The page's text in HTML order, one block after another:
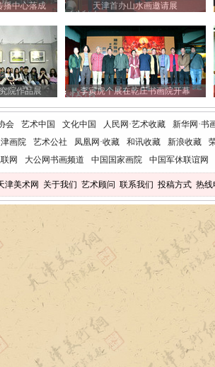
播中心落成 天津首办山水画邀请展
院作品展 李寅虎个展在乾庄书画院开幕
会 艺术中国 文化中国 人民网·艺术收藏
新华网·书
画院 艺术公社 凤凰网·收藏 和讯收藏 新浪收藏
网 大公网书画频道 中国国家画院 中国军休联谊网
津美术网 关于我们 艺术顾问 联系我们 投稿方式 热线